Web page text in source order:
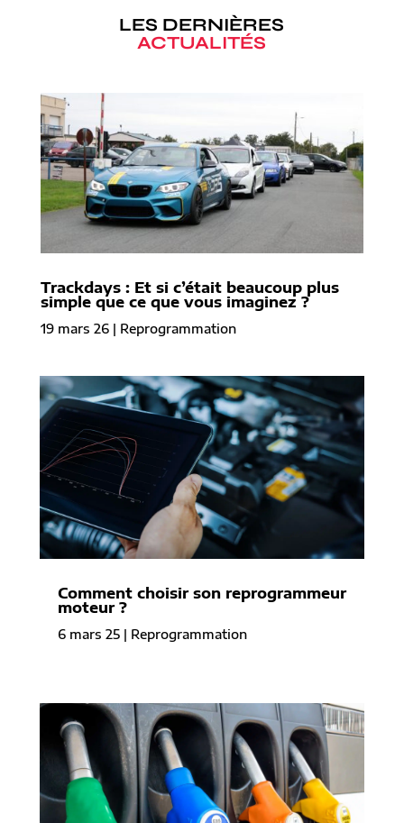
LES DERNIÈRES
ACTUALITÉS
Trackdays : Et si c’était beaucoup plus
simple que ce que vous imaginez ?
19 mars 26| Reprogrammation
Comment choisir son reprogrammeur
moteur ?
6 mars 25| Reprogrammation